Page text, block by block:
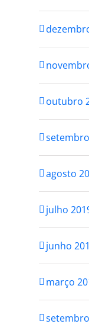
outubro
agosto
julho
junho
março